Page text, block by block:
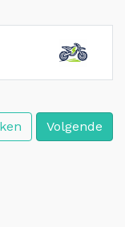
Volgende